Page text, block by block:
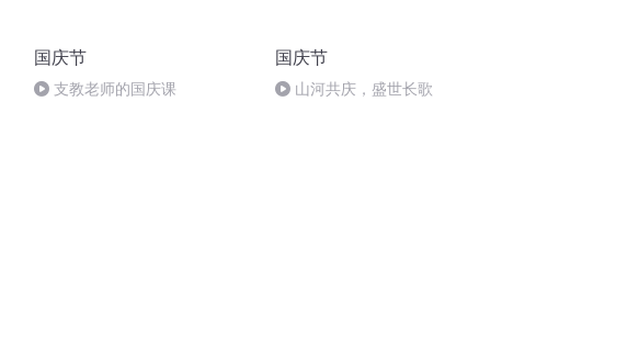
国庆节
支教老师的国庆课
国庆节
山河共庆，盛世长歌